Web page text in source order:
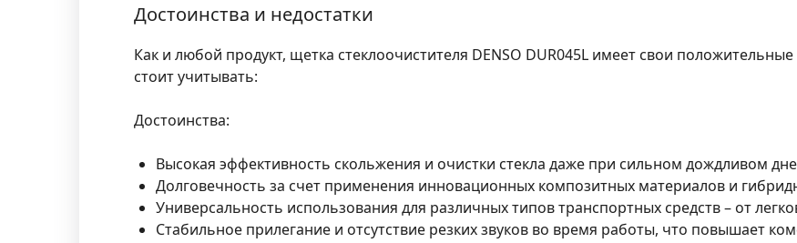
Достоинства и недостатки
Как и любой продукт, щетка стеклоочистителя DENSO DUR045L имеет свои
стоит учитывать:
Достоинства:
Высокая эффективность скольжения и очистки стекла даже при сильном дождливом
Долговечность за счет применения инновационных композитных материалов и
Универсальность использования для различных типов транспортных средств – от
Стабильное прилегание и отсутствие резких звуков во время работы, что повышает